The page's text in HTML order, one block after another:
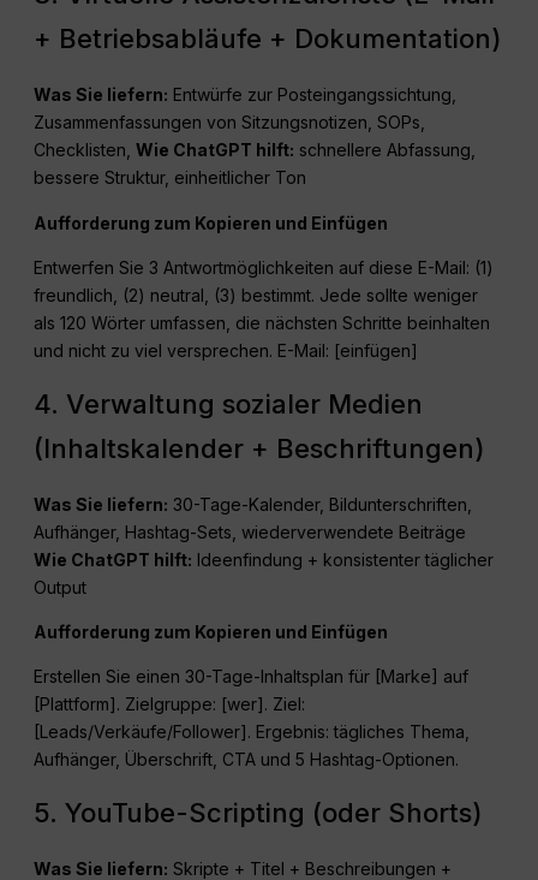
+ Betriebsabläufe + Dokumentation)
Was Sie liefern: Entwürfe zur Posteingangssichtung,
Zusammenfassungen von Sitzungsnotizen, SOPs,
Checklisten,Wie ChatGPT hilft: schnellere Abfassung,
bessere Struktur, einheitlicher Ton
Aufforderung zum Kopieren und Einfügen
Entwerfen Sie 3 Antwortmöglichkeiten auf diese E-Mail: (1)
freundlich, (2) neutral, (3) bestimmt. Jede sollte weniger
als 120 Wörter umfassen, die nächsten Schritte beinhalten
und nicht zu viel versprechen. E-Mail: [einfügen]
4. Verwaltung sozialer Medien
(Inhaltskalender + Beschriftungen)
Was Sie liefern: 30-Tage-Kalender, Bildunterschriften,
Aufhänger, Hashtag-Sets, wiederverwendete Beiträge
Wie ChatGPT hilft: Ideenfindung + konsistenter täglicher
Output
Aufforderung zum Kopieren und Einfügen
Erstellen Sie einen 30-Tage-Inhaltsplan für [Marke] auf
[Plattform]. Zielgruppe: [wer]. Ziel:
[Leads/Verkäufe/Follower]. Ergebnis: tägliches Thema,
Aufhänger, Überschrift, CTA und 5 Hashtag-Optionen.
5. YouTube-Scripting (oder Shorts)
Was Sie liefern: Skripte + Titel + Beschreibungen +